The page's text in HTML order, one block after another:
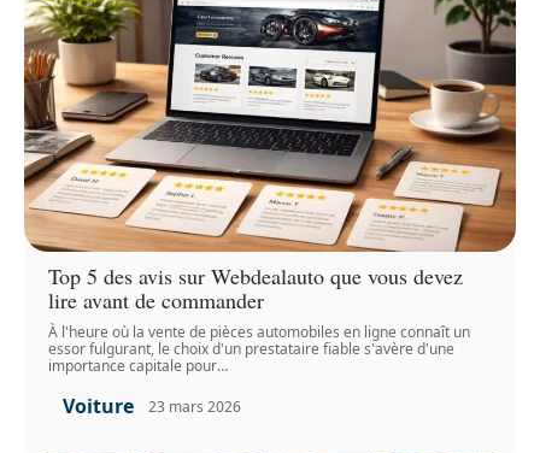
Top 5 des avis sur Webdealauto que vous devez
lire avant de commander
À l'heure où la vente de pièces automobiles en ligne connaît un
essor fulgurant, le choix d'un prestataire fiable s'avère d'une
importance capitale pour…
Voiture 23 mars 2026